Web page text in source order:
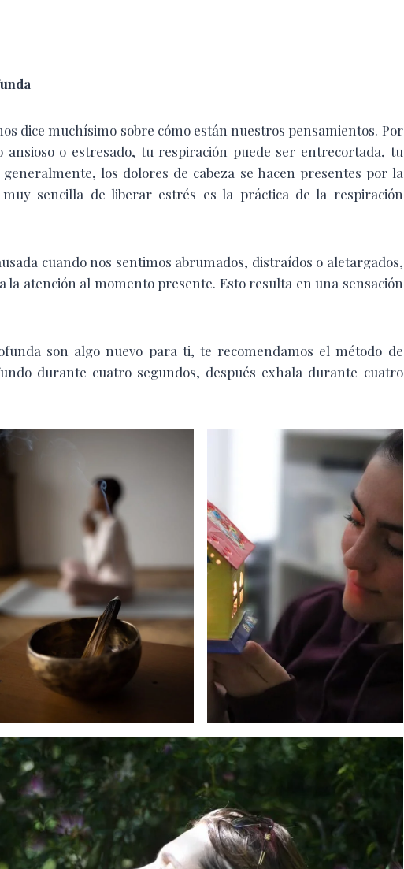
dice muchísimo sobre cómo están nuestros pensamientos. Por
o estresado, tu respiración puede ser entrecortada, tu
los dolores de cabeza se hacen presentes por la
sencilla de liberar estrés es la práctica de la respiración
cuando nos sentimos abrumados, distraídos o aletargados,
la atención al momento presente. Esto resulta en una sensación
son algo nuevo para ti, te recomendamos el método de
durante cuatro segundos, después exhala durante cuatro